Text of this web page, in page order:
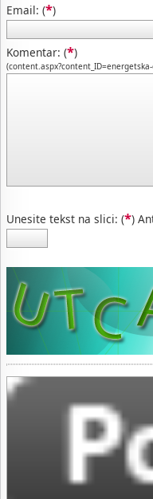
Email: (*)
Komentar: (*)
Unesite tekst na slici: (*)